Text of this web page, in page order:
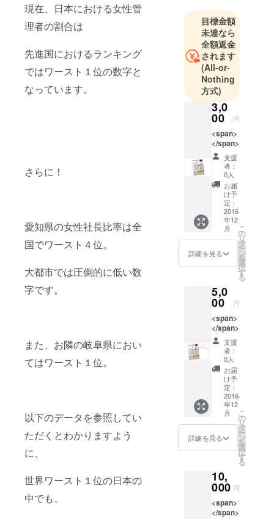
現在、日本における女性管
理者の割合は
先進国におけるランキング
ではワースト１位の数字と
なっています。
さらに！
愛知県の女性社長比率は全
国でワースト４位。
大都市では圧倒的に低い数
字です。
また、お隣の岐阜県におい
てはワースト１位。
以下のデータを参照してい
ただくとわかりますよう
に、
世界ワースト１位の日本の
中でも、
トです！
女性の新時
代の生き方
や働き方に
ついて発信
していま
す。
目標金額
未達なら
全額返金
されます
(All-or-
Nothing
方式)
3,0
00 円
<span>
</span>
支援
者：
0人
お届
け予
定：
2016
年12
月
詳細を見る
こ
の
リ
タ
ー
ン
を
選
択
す
る
5,0
00 円
<span>
</span>
支援
者：
0人
お届
け予
定：
2016
年12
月
詳細を見る
こ
の
リ
タ
ー
ン
を
選
択
す
る
10,
000 円
<span>
</span>